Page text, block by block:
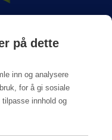
på dette
inn og analysere
for å gi sosiale
tilpasse innhold og